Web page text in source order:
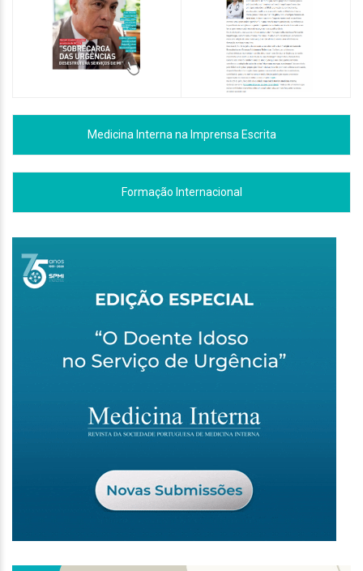
Medicina Interna na Imprensa Escrita
Formação Internacional